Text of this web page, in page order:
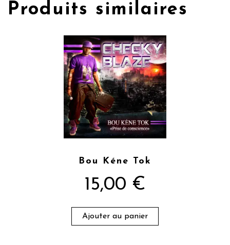
Produits similaires
Bou Kéne Tok
15,00 €
Ajouter au panier